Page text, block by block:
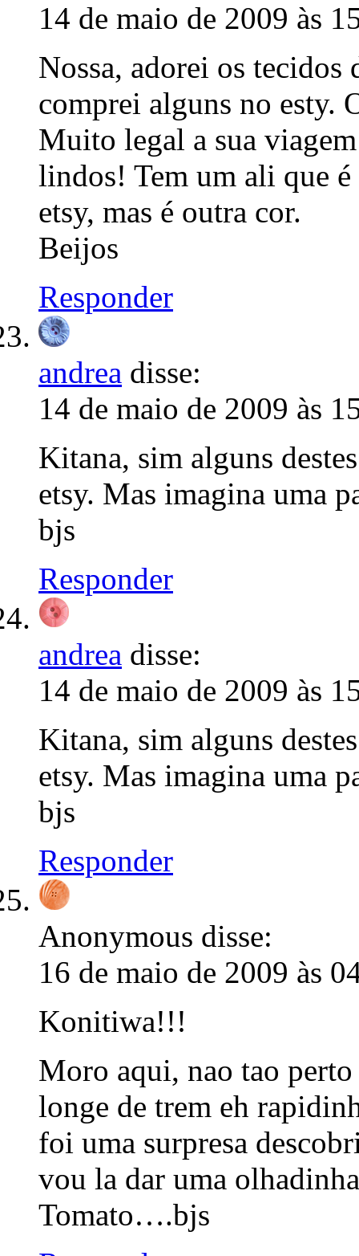
14 de maio de 2009 às
Nossa, adorei os
comprei alguns no esty.
Muito legal a sua
lindos! Tem um ali que
etsy, mas é outra cor.
Beijos
Responder
andrea disse:
14 de maio de 2009 às
Kitana, sim alguns
etsy. Mas imagina uma
bjs
Responder
andrea disse:
14 de maio de 2009 às
Kitana, sim alguns
etsy. Mas imagina uma
bjs
Responder
Anonymous disse:
16 de maio de 2009 às
Konitiwa!!!
Moro aqui, nao tao
longe de trem eh
foi uma surpresa
vou la dar uma
Tomato….bjs